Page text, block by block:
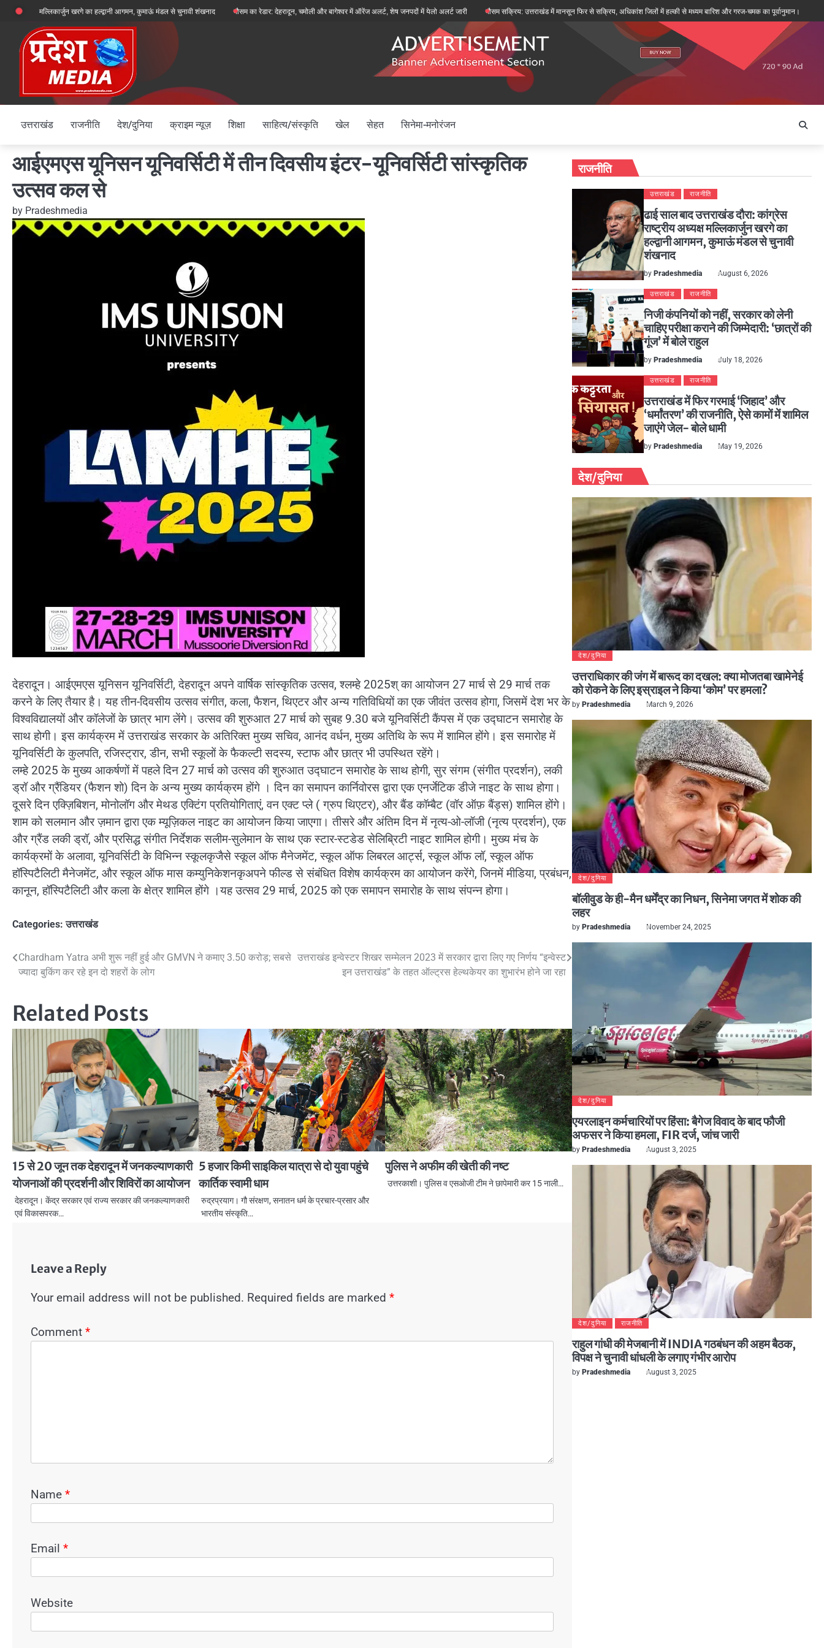
Skip
content
मल्लिकार्जुन खरगे का हल्द्वानी आगमन, कुमाऊं मंडल से चुनावी शंखनाद मौसम का रेडार: देहरादून, चमोली और बागेश्वर में ऑरेंज अलर्ट, शेष जनपदों में येलो अलर्ट जारी मौसम सक्रिय: उत्तराखंड में मानसून फिर से सक्रिय, अधिकांश जिलों में हल्की से मध्यम बारिश और गरज-चमक का पूर्वानुमान। पथरेश्वर
उत्तराखंड राजनीति देश/दुनिया क्राइम न्यूज़ शिक्षा साहित्य/संस्कृति खेल सेहत सिनेमा-मनोरंजन
आईएमएस यूनिसन यूनिवर्सिटी में तीन दिवसीय इंटर-यूनिवर्सिटी सांस्कृतिक
उत्सव कल से
by Pradeshmedia
देहरादून। आईएमएस यूनिसन यूनिवर्सिटी, देहरादून अपने वार्षिक सांस्कृतिक उत्सव, श्लम्हे 2025श् का आयोजन 27 मार्च से 29 मार्च तक
करने के लिए तैयार है। यह तीन-दिवसीय उत्सव संगीत, कला, फैशन, थिएटर और अन्य गतिविधियों का एक जीवंत उत्सव होगा, जिसमें देश भर के
विश्वविद्यालयों और कॉलेजों के छात्र भाग लेंगे। उत्सव की शुरुआत 27 मार्च को सुबह 9.30 बजे यूनिवर्सिटी कैंपस में एक उद्घाटन समारोह के
साथ होगी। इस कार्यक्रम में उत्तराखंड सरकार के अतिरिक्त मुख्य सचिव, आनंद वर्धन, मुख्य अतिथि के रूप में शामिल होंगे। इस समारोह में
यूनिवर्सिटी के कुलपति, रजिस्ट्रार, डीन, सभी स्कूलों के फैकल्टी सदस्य, स्टाफ और छात्र भी उपस्थित रहेंगे।
लम्हे 2025 के मुख्य आकर्षणों में पहले दिन 27 मार्च को उत्सव की शुरुआत उद्घाटन समारोह के साथ होगी, सुर संगम (संगीत प्रदर्शन), लकी
ड्रॉ और ग्रैंडियर (फैशन शो) दिन के अन्य मुख्य कार्यक्रम होंगे । दिन का समापन कार्निवोरस द्वारा एक एनर्जेटिक डीजे नाइट के साथ होगा।
दूसरे दिन एक्ज़िबिशन, मोनोलॉग और मेथड एक्टिंग प्रतियोगिताएं, वन एक्ट प्ले ( ग्रुप थिएटर), और बैंड कॉम्बैट (वॉर ऑफ़ बैंड्स) शामिल होंगे।
शाम को सलमान और ज़मान द्वारा एक म्यूज़िकल नाइट का आयोजन किया जाएगा। तीसरे और अंतिम दिन में नृत्य-ओ-लॉजी (नृत्य प्रदर्शन), एक
और ग्रैंड लकी ड्रॉ, और प्रसिद्ध संगीत निर्देशक सलीम-सुलेमान के साथ एक स्टार-स्टडेड सेलिब्रिटी नाइट शामिल होगी। मुख्य मंच के
कार्यक्रमों के अलावा, यूनिवर्सिटी के विभिन्न स्कूलकृजैसे स्कूल ऑफ मैनेजमेंट, स्कूल ऑफ लिबरल आर्ट्स, स्कूल ऑफ लॉ, स्कूल ऑफ
हॉस्पिटैलिटी मैनेजमेंट, और स्कूल ऑफ मास कम्युनिकेशनकृअपने फील्ड से संबंधित विशेष कार्यक्रम का आयोजन करेंगे, जिनमें मीडिया, प्रबंधन,
कानून, हॉस्पिटैलिटी और कला के क्षेत्र शामिल होंगे ।यह उत्सव 29 मार्च, 2025 को एक समापन समारोह के साथ संपन्न होगा।
Categories:उत्तराखंड
Post
navigation
Chardham Yatra अभी शुरू नहीं हुई और GMVN ने कमाए 3.50 करोड़; सबसे
ज्‍यादा बुकिंग कर रहे इन दो शहरों के लोग
उत्तराखंड इन्वेस्टर शिखर सम्मेलन 2023 में सरकार द्वारा लिए गए निर्णय “इन्वेस्ट
इन उत्तराखंड” के तहत ऑल्ट्रस हेल्थकेयर का शुभारंभ होने जा रहा
Related Posts
15 से 20 जून तक देहरादून में जनकल्याणकारी
योजनाओं की प्रदर्शनी और शिविरों का आयोजन
देहरादून। केंद्र सरकार एवं राज्य सरकार की जनकल्याणकारी
एवं विकासपरक…
5 हजार किमी साइकिल यात्रा से दो युवा पहुंचे
कार्तिक स्वामी धाम
रुद्रप्रयाग। गौ संरक्षण, सनातन धर्म के प्रचार-प्रसार और
भारतीय संस्कृति…
पुलिस ने अफीम की खेती की नष्ट
उत्तरकाशी। पुलिस व एसओजी टीम ने छापेमारी कर 15 नाली…
Leave a Reply
Your email address will not be published. Required fields are marked *
Comment *
Name *
Email *
Website
राजनीति
उत्तराखंड राजनीति
ढाई साल बाद उत्तराखंड दौरा: कांग्रेस
राष्ट्रीय अध्यक्ष मल्लिकार्जुन खरगे का
हल्द्वानी आगमन, कुमाऊं मंडल से चुनावी
शंखनाद
by Pradeshmedia August 6, 2026
उत्तराखंड राजनीति
निजी कंपनियों को नहीं, सरकार को लेनी
चाहिए परीक्षा कराने की जिम्मेदारी: ‘छात्रों की
गूंज’ में बोले राहुल
by Pradeshmedia July 18, 2026
उत्तराखंड राजनीति
उत्तराखंड में फिर गरमाई ‘जिहाद’ और
‘धर्मांतरण’ की राजनीति, ऐसे कामों में शामिल
जाएंगे जेल- बोले धामी
by Pradeshmedia May 19, 2026
देश/दुनिया
देश/दुनिया
उत्तराधिकार की जंग में बारूद का दखल: क्या मोजतबा खामेनेई
को रोकने के लिए इस्राइल ने किया ‘कोम’ पर हमला?
by Pradeshmedia March 9, 2026
देश/दुनिया
बॉलीवुड के ही-मैन धर्मेंद्र का निधन, सिनेमा जगत में शोक की
लहर
by Pradeshmedia November 24, 2025
देश/दुनिया
एयरलाइन कर्मचारियों पर हिंसा: बैगेज विवाद के बाद फौजी
अफसर ने किया हमला, FIR दर्ज, जांच जारी
by Pradeshmedia August 3, 2025
देश/दुनिया राजनीति
राहुल गांधी की मेजबानी में INDIA गठबंधन की अहम बैठक,
विपक्ष ने चुनावी धांधली के लगाए गंभीर आरोप
by Pradeshmedia August 3, 2025